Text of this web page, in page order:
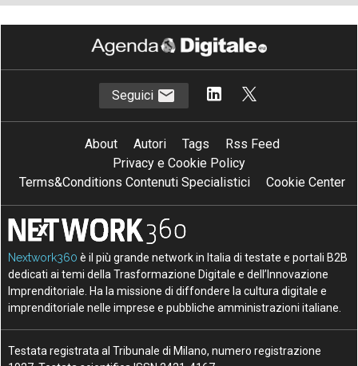
Seguici
About Autori Tags
Rss Feed
Privacy e Cookie Policy
Terms&Conditions Contenuti Specialistici
Cookie Center
Nextwork360 è il più grande network in Italia di testate e portali B2B
dedicati ai temi della Trasformazione Digitale e dell’Innovazione
Imprenditoriale. Ha la missione di diffondere la cultura digitale e
imprenditoriale nelle imprese e pubbliche amministrazioni italiane.
Testata registrata al Tribunale di Milano, numero registrazione